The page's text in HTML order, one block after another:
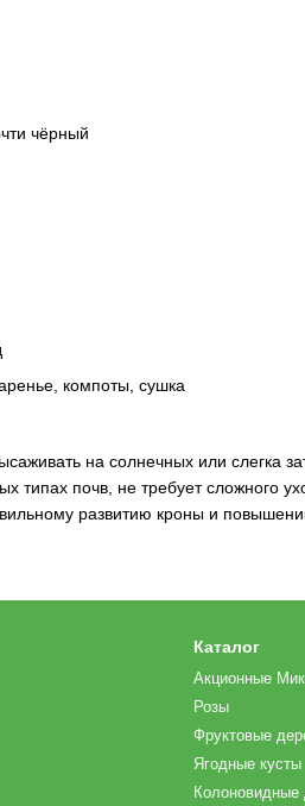
чёрный
компоты, сушка
на солнечных или слегка
типах почв, не требует сложного
развитию кроны и
Каталог
Акционные
Розы
Фруктовые
Ягодные кусты
Колоновидные